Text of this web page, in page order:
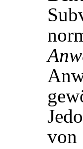
von